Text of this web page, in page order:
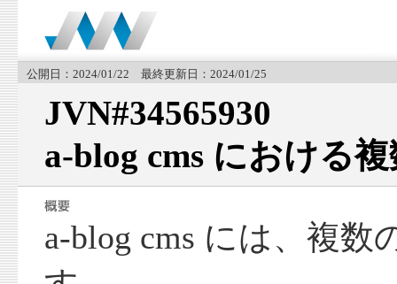
公開日：2024/01/22 最終更新日：2024/01/25
JVN#34565930
a-blog cms における
a-blog cms には、複数